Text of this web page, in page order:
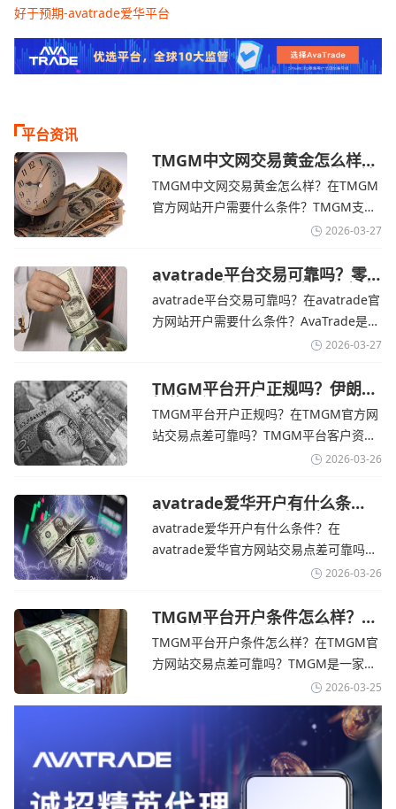
好于预期-avatrade爱华平台
平台资讯
TMGM中文网交易黄金怎么样？
金价下跌，市场评估伊朗停火前
景-TMGM官网
TMGM中文网交易黄金怎么样？在TMGM
官方网站开户需要什么条件？‌‌‌TMGM支持
全球主流的MT4/MT5平台，同时提供功能
险管理工具。通过TMGM官网交易资讯了
解，金价周四回落，受​美元走强和油价上
涨，使通胀担忧保持不变‌对加息的持续预
2026-03-27
avatrade平台交易可靠吗？零
售企业称中东地区冲突正推高成
本avatrade官网
avatrade平台交易可靠吗？在avatrade官
方网站开户需要什么条件？‌‌‌AvaTrade是一
个在交易优势和可靠性两方面都非常均衡
在学习和探索中成长的新手交易者。通过
avatrade官网交易资讯了解，零售企业警
告称，中东地区的冲突正在推高成本，如
2026-03-27
TMGM平台开户正规吗？伊朗仍
拒绝与美国直接谈判-TMGM官
网
TMGM平台开户正规吗？在TMGM官方网
站交易点差可靠吗？‌‌‌TMGM平台客户资金
存放在澳大利亚国民银行等顶级银行的独
TMGM官网交易资讯了解，伊朗外交部长
表示，尽管德黑兰高级官员正在审查美国
结束战争的提议
2026-03-26
avatrade爱华开户有什么条
件？亚洲市场交易喜忧参半-
avatrade爱华官网
avatrade爱华开户有什么条件？在
avatrade爱华官方网站交易点差可靠吗？‌‌‌
avatrade爱华平台的新手可以用很小的成
标准的MT4、MT5，以及自研的
AvaTradeGO和AvaOptions。通过
avatrade爱华官网交易资讯了解，据伊朗
2026-03-26
TMGM平台开户条件怎么样？美
伊和谈传闻引发油价暴跌-
TMGM官网
TMGM平台开户条件怎么样？在TMGM官
方网站交易点差可靠吗？‌‌‌TMGM是一家交
易成本极低、产品极其丰富、ASIC监管
+千万保险加持的全球知名经纪商，特别适
合活跃交易者和股票CFD投资者。通过
TMGM官网交易资讯了解，周三亚洲交易
时段,油价暴跌逾6%,布伦特原油跌破每桶
100美元
2026-03-25